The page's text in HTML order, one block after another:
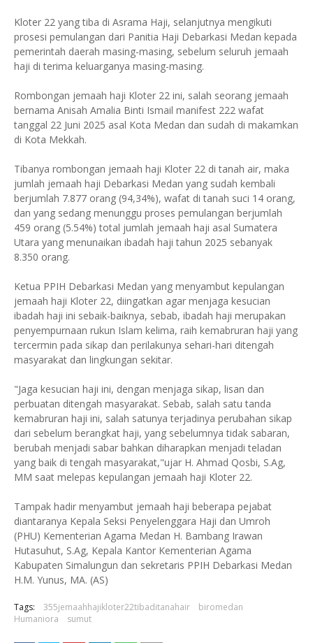
Kloter 22 yang tiba di Asrama Haji, selanjutnya mengikuti
prosesi pemulangan dari Panitia Haji Debarkasi Medan kepada
pemerintah daerah masing-masing, sebelum seluruh jemaah
haji di terima keluarganya masing-masing.
Rombongan jemaah haji Kloter 22 ini, salah seorang jemaah
bernama Anisah Amalia Binti Ismail manifest 222 wafat
tanggal 22 Juni 2025 asal Kota Medan dan sudah di makamkan
di Kota Mekkah.
Tibanya rombongan jemaah haji Kloter 22 di tanah air, maka
jumlah jemaah haji Debarkasi Medan yang sudah kembali
berjumlah 7.877 orang (94,34%), wafat di tanah suci 14 orang,
dan yang sedang menunggu proses pemulangan berjumlah
459 orang (5.54%) total jumlah jemaah haji asal Sumatera
Utara yang menunaikan ibadah haji tahun 2025 sebanyak
8.350 orang.
Ketua PPIH Debarkasi Medan yang menyambut kepulangan
jemaah haji Kloter 22, diingatkan agar menjaga kesucian
ibadah haji ini sebaik-baiknya, sebab, ibadah haji merupakan
penyempurnaan rukun Islam kelima, raih kemabruran haji yang
tercermin pada sikap dan perilakunya sehari-hari ditengah
masyarakat dan lingkungan sekitar.
"Jaga kesucian haji ini, dengan menjaga sikap, lisan dan
perbuatan ditengah masyarakat. Sebab, salah satu tanda
kemabruran haji ini, salah satunya terjadinya perubahan sikap
dari sebelum berangkat haji, yang sebelumnya tidak sabaran,
berubah menjadi sabar bahkan diharapkan menjadi teladan
yang baik di tengah masyarakat,"ujar H. Ahmad Qosbi, S.Ag,
MM saat melepas kepulangan jemaah haji Kloter 22.
Tampak hadir menyambut jemaah haji beberapa pejabat
diantaranya Kepala Seksi Penyelenggara Haji dan Umroh
(PHU) Kementerian Agama Medan H. Bambang Irawan
Hutasuhut, S.Ag, Kepala Kantor Kementerian Agama
Kabupaten Simalungun dan sekretaris PPIH Debarkasi Medan
H.M. Yunus, MA. (AS)
Tags: 355jemaahhajikloter22tibaditanahair
biromedan
Humaniora
sumut